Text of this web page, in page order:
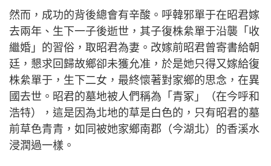
然而，成功的背後總會有辛酸。呼韓邪單于在昭君嫁
去兩年、生下一子後逝世，其子復株絫單于沿襲「收
繼婚」的習俗，取昭君為妻。改嫁前昭君曾寄書給朝
廷，懇求回歸故鄉卻未獲允准，於是她只得又嫁給復
株絫單于，生下二女，最終懷著對家鄉的思念，在異
國去世。昭君的墓地被人們稱為「青冢」（在今呼和
浩特），這是因為北地的草是白色的，只有昭君的墓
前草色青青，如同被她家鄉南郡（今湖北）的香溪水
浸潤過一樣。